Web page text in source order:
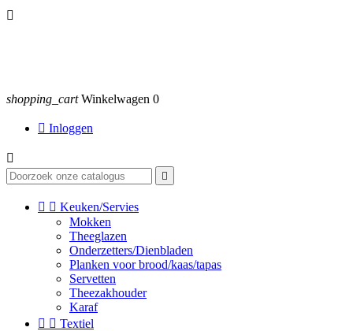

shopping_cart Winkelwagen 0
 Inloggen


  Keuken/Servies
Mokken
Theeglazen
Onderzetters/Dienbladen
Planken voor brood/kaas/tapas
Servetten
Theezakhouder
Karaf
  Textiel